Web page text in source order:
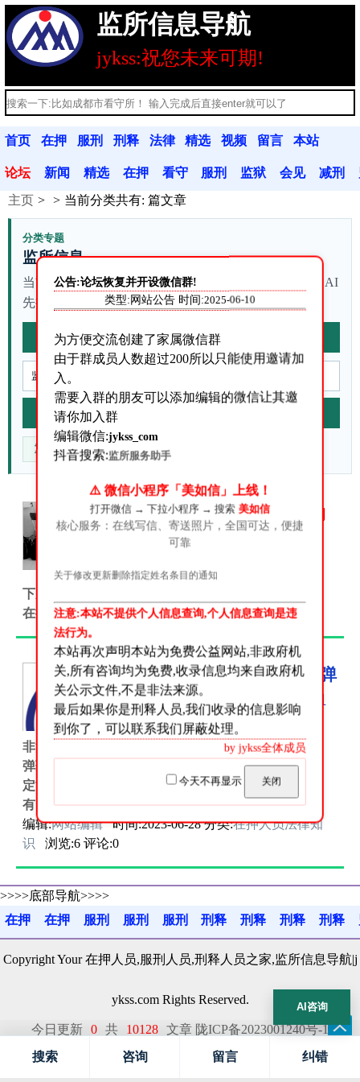
监所信息导航
jykss:祝您未来可期!
首页 在押
人员
服刑
人员
刑释
人员
法律
法规
精选
文章
视频
分享
留言
本
本站
公告
论坛 新闻
动态
精选
文章
在押
人员
看守
联系
服刑 监狱 会见 减刑
主页 当前分类共有: 篇文章
分类专题
监所信息
当前列表有 站内资料。不确定从哪篇开始时，可以让 AI
先按本站资料整理查询路径。
AI梳理本页
重点核对什么 官方来源在哪
答:关于我们是做什么的
关于我们是做什么的？很多朋
这个问题!这里我来统一答复一
下从我们的网站名字大家应该可以看得出来.我们是给
在押人员、服刑人员、刑满释放人员...
非法持有、私藏枪支、弹
药罪-刑法条目第128条1
款
非法持有、私藏枪支、弹药罪非法持有、私藏枪支、
弹药罪非法持有、私藏枪支、弹药罪定义中国刑法规
定司法解释构成要件罪与非罪的区分相关说明非法持
有、私藏枪支、弹药罪量...
编辑:网站编辑 时间:2023-06-28 分类:在押人员法律知
识
浏览:6 评论:0
>>>>底部导航>>>>
在押
在押 服刑 服刑 服刑 刑释 刑释 刑释 刑释
Copyright Your 在押人员,服刑人员,刑释人员之家,监所信息导航|j
ykss.com Rights Reserved.
AI咨询
搜索 咨询 留言 纠错
今日更新 0 共 10128 文章 陇ICP备2023001240号-1
甘公网安备62122202000144号
网站地图:
公告:论坛恢复并开设微信群!
类型:网站公告 时间:2025-06-10
为方便交流创建了家属微信群
由于群成员人数超过200所以只能使用邀请加
入。
需要入群的朋友可以添加编辑的微信让其邀
请你加入群
编辑微信:jykss_com
抖音搜索:监所服务助手
⚠️ 微信小程序「美如信」上线！
打开微信 → 下拉小程序 → 搜索 美如信
核心服务：在线写信、寄送照片，全国可达，便捷
可靠
关于修改更新删除指定姓名条目的通知
注意:本站不提供个人信息查询,个人信息查询是违
法行为。
本站再次声明本站为免费公益网站,非政府机
关,所有咨询均为免费,收录信息均来自政府机
关公示文件,不是非法来源。
最后如果你是刑释人员,我们收录的信息影响
到你了，可以联系我们屏蔽处理。
by jykss全体成员
今天不再显示 关闭